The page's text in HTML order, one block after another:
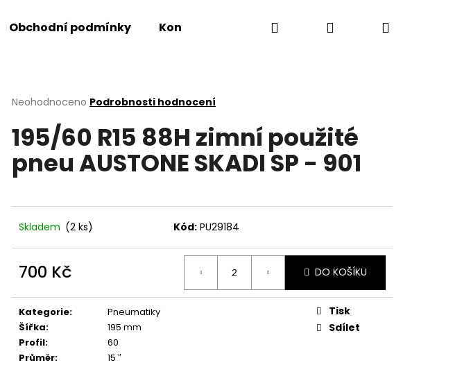
Obchodní podmínky Kontakty Hledat PřihlášeníNákupní
Průměrné
produktu
5
Neohodnoceno Podrobnosti hodnocení
195/60 R15 88H zimní použité
pneu AUSTONE SKADI SP - 901
Skladem (2 ks) Kód: PU29184
700 Kč
cena:
DO KOŠÍKU
Kategorie:
Pneumatiky
Šířka:
195 mm
Profil:
60
Průměr:
15 ″
Tisk
Sdílet
HLEDAT